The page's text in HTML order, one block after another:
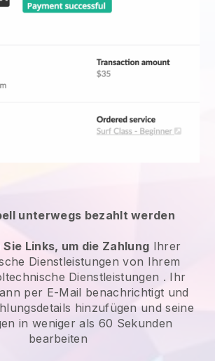
unterwegs bezahlt werden
Links, um die Zahlung Ihrer
Dienstleistungen von Ihrem
Dienstleistungen . Ihr
per E-Mail benachrichtigt und
hinzufügen und seine
in weniger als 60 Sekunden
bearbeiten